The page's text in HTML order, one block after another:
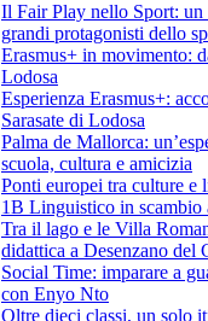
Il Fair Play nello Sport: un
grandi protagonisti dello
Erasmus+ in movimento:
Lodosa
Esperienza Erasmus+:
Sarasate di Lodosa
Palma de Mallorca:
scuola, cultura e amicizia
Ponti europei tra culture e
1B Linguistico in scambio
Tra il lago e le Villa
didattica a Desenzano del
Social Time: imparare a
con Enyo Nto
Oltre dieci classi, un solo